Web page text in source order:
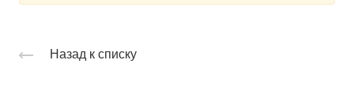
Назад к списку